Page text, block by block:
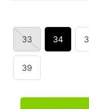
33 34
39